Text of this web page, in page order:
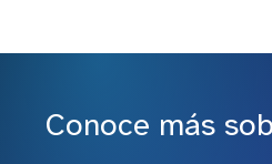
Conoce más